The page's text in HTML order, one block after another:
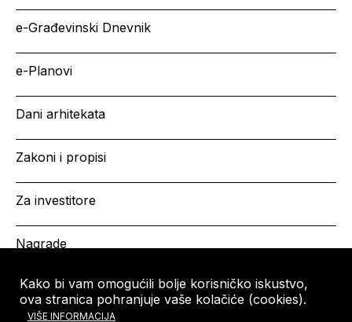
Kako bi vam omogućili bolje korisničko iskustvo,
ova stranica pohranjuje vaše kolačiće (cookies).
VIŠE INFORMACIJA
e-Građevinski Dnevnik
e-Planovi
Dani arhitekata
Zakoni i propisi
Za investitore
Nagrade
HRVATSKA KOMORA
ARHITEKATA
Copyright © HKA 2026